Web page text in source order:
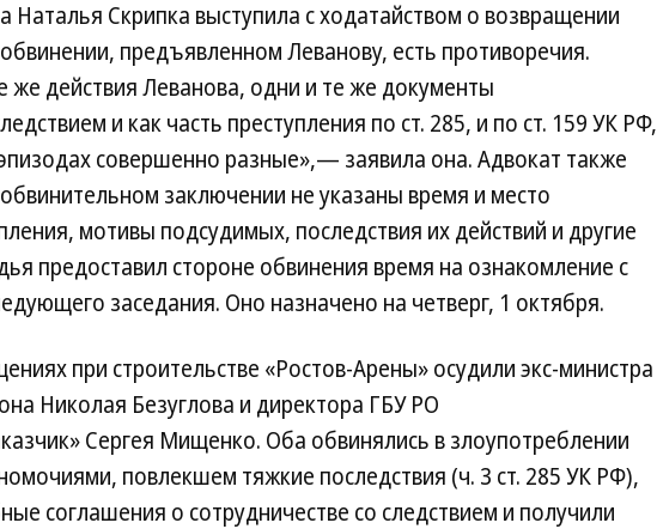
Наталья Скрипка выступила с ходатайством о возвращении
предъявленном Леванову, есть противоречия.
же действия Леванова, одни и те же документы
и как часть преступления по ст. 285, и по ст. 159 УК РФ,
совершенно разные»,— заявила она. Адвокат также
заключении не указаны время и место
мотивы подсудимых, последствия их действий и другие
предоставил стороне обвинения время на ознакомление с
заседания. Оно назначено на четверг, 1 октября.
при строительстве «Ростов-Арены» осудили экс-министра
Николая Безуглова и директора ГБУ РО
Сергея Мищенко. Оба обвинялись в злоупотреблении
повлекшем тяжкие последствия (ч. 3 ст. 285 УК РФ),
соглашения о сотрудничестве со следствием и получили